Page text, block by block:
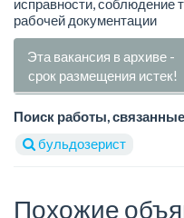
исправности, соблюдение
рабочей документации
Эта вакансия в архиве -
срок размещения истек!
Поиск работы,
бульдозерист
Похожие